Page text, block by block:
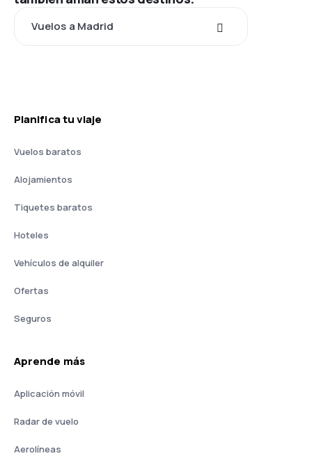
Vuelos a Madrid
Planifica tu viaje
Vuelos baratos
Alojamientos
Tiquetes baratos
Hoteles
Vehículos de alquiler
Ofertas
Seguros
Aprende más
Aplicación móvil
Radar de vuelo
Aerolíneas